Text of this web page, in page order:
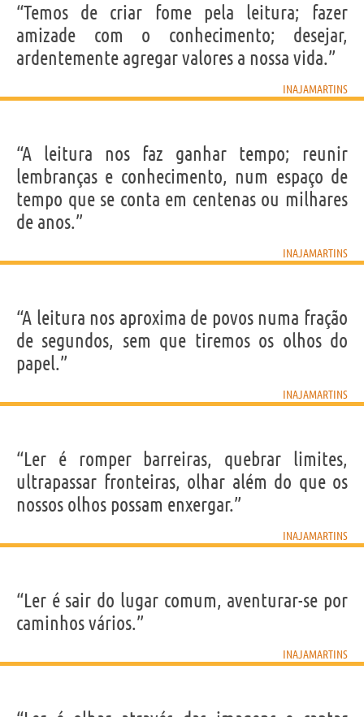
“Temos de criar fome pela leitura; fazer
amizade com o conhecimento; desejar,
ardentemente agregar valores a nossa vida.”
INAJAMARTINS
“A leitura nos faz ganhar tempo; reunir
lembranças e conhecimento, num espaço de
tempo que se conta em centenas ou milhares
de anos.”
INAJAMARTINS
“A leitura nos aproxima de povos numa fração
de segundos, sem que tiremos os olhos do
papel.”
INAJAMARTINS
“Ler é romper barreiras, quebrar limites,
ultrapassar fronteiras, olhar além do que os
nossos olhos possam enxergar.”
INAJAMARTINS
“Ler é sair do lugar comum, aventurar-se por
caminhos vários.”
INAJAMARTINS